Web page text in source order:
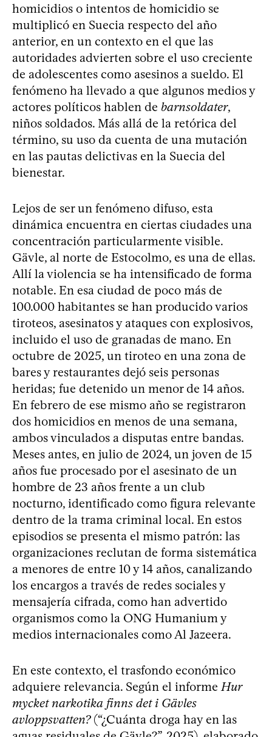
homicidios o intentos de homicidio se
multiplicó en Suecia respecto del año
anterior, en un contexto en el que las
autoridades advierten sobre el uso creciente
de adolescentes como asesinos a sueldo. El
fenómeno ha llevado a que algunos medios y
actores políticos hablen de barnsoldater,
niños soldados. Más allá de la retórica del
término, su uso da cuenta de una mutación
en las pautas delictivas en la Suecia del
bienestar.
Lejos de ser un fenómeno difuso, esta
dinámica encuentra en ciertas ciudades una
concentración particularmente visible.
Gävle, al norte de Estocolmo, es una de ellas.
Allí la violencia se ha intensificado de forma
notable. En esa ciudad de poco más de
100.000 habitantes se han producido varios
tiroteos, asesinatos y ataques con explosivos,
incluido el uso de granadas de mano. En
octubre de 2025, un tiroteo en una zona de
bares y restaurantes dejó seis personas
heridas; fue detenido un menor de 14 años.
En febrero de ese mismo año se registraron
dos homicidios en menos de una semana,
ambos vinculados a disputas entre bandas.
Meses antes, en julio de 2024, un joven de 15
años fue procesado por el asesinato de un
hombre de 23 años frente a un club
nocturno, identificado como figura relevante
dentro de la trama criminal local. En estos
episodios se presenta el mismo patrón: las
organizaciones reclutan de forma sistemática
a menores de entre 10 y 14 años, canalizando
los encargos a través de redes sociales y
mensajería cifrada, como han advertido
organismos como la ONG Humanium y
medios internacionales como Al Jazeera.
En este contexto, el trasfondo económico
adquiere relevancia. Según el informe Hur
mycket narkotika finns det i Gävles
avloppsvatten?(“¿Cuánta droga hay en las